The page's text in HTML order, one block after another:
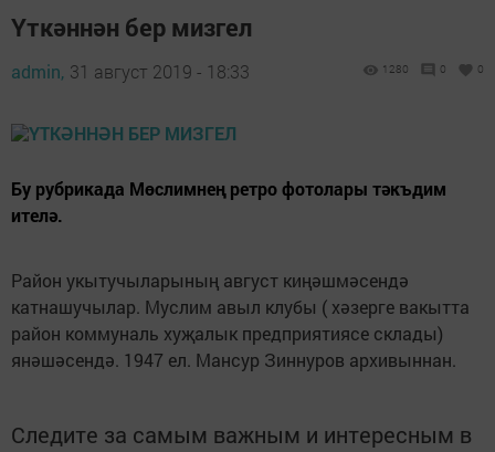
Үткәннән бер мизгел
admin, 31 август 2019 - 18:33 1280 0 0
Бу рубрикада Мөслимнең ретро фотолары тәкъдим
ителә.
Район укытучыларының август киңәшмәсендә
катнашучылар. Муслим авыл клубы ( хәзерге вакытта
район коммуналь хуҗалык предприятиясе склады)
янәшәсендә. 1947 ел. Мансур Зиннуров архивыннан.
Следите за самым важным и интересным в